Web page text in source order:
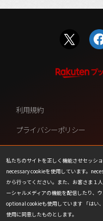
私たちのサイトを正しく機能させセッシ
necessary cookieを使用しています。
から行ってください。また、お客さま１
ーシャルメディアの機能を配信したり、
optional cookieも使用しています 「はい
使用に同意したものとします。
利用規約
プライバシーポリシー
ファンコンテンツ・ポリシ
COOKIE
会社情報